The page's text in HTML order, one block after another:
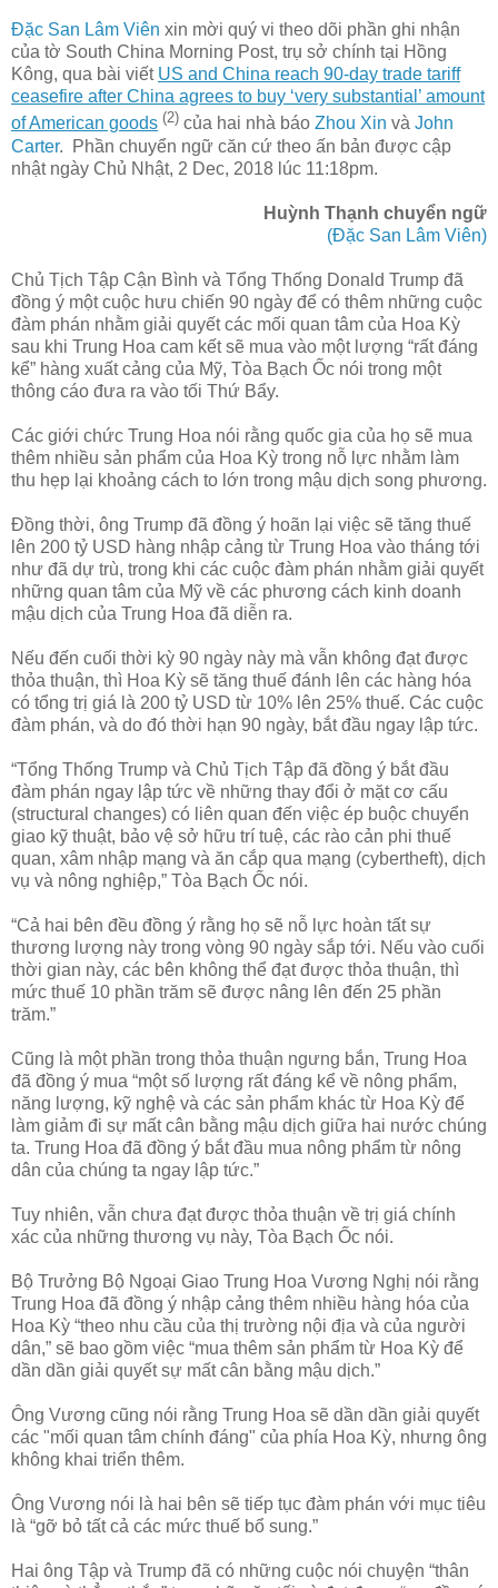
Đặc San Lâm Viên xin mời quý vi theo dõi phần ghi nhận
của tờ South China Morning Post, trụ sở chính tại Hồng
Kông, qua bài viết US and China reach 90-day trade tariff
ceasefire after China agrees to buy ‘very substantial’ amount
of American goods (2) của hai nhà báo Zhou Xin và John
Carter. Phần chuyển ngữ căn cứ theo ấn bản được cập
nhật ngày Chủ Nhật, 2 Dec, 2018 lúc 11:18pm.
Huỳnh Thạnh chuyển ngữ
(Đặc San Lâm Viên)
Chủ Tịch Tập Cận Bình và Tổng Thống Donald Trump đã
đồng ý một cuộc hưu chiến 90 ngày để có thêm những cuộc
đàm phán nhằm giải quyết các mối quan tâm của Hoa Kỳ
sau khi Trung Hoa cam kết sẽ mua vào một lượng “rất đáng
kể” hàng xuất cảng của Mỹ, Tòa Bạch Ốc nói trong một
thông cáo đưa ra vào tối Thứ Bẩy.
Các giới chức Trung Hoa nói rằng quốc gia của họ sẽ mua
thêm nhiều sản phẩm của Hoa Kỳ trong nỗ lực nhằm làm
thu hẹp lại khoảng cách to lớn trong mậu dịch song phương.
Đồng thời, ông Trump đã đồng ý hoãn lại việc sẽ tăng thuế
lên 200 tỷ USD hàng nhập cảng từ Trung Hoa vào tháng tới
như đã dự trù, trong khi các cuộc đàm phán nhằm giải quyết
những quan tâm của Mỹ về các phương cách kinh doanh
mậu dịch của Trung Hoa đã diễn ra.
Nếu đến cuối thời kỳ 90 ngày này mà vẫn không đạt được
thỏa thuận, thì Hoa Kỳ sẽ tăng thuế đánh lên các hàng hóa
có tổng trị giá là 200 tỷ USD từ 10% lên 25% thuế. Các cuộc
đàm phán, và do đó thời hạn 90 ngày, bắt đầu ngay lập tức.
“Tổng Thống Trump và Chủ Tịch Tập đã đồng ý bắt đầu
đàm phán ngay lập tức về những thay đổi ở mặt cơ cấu
(structural changes) có liên quan đến việc ép buộc chuyển
giao kỹ thuật, bảo vệ sở hữu trí tuệ, các rào cản phi thuế
quan, xâm nhập mạng và ăn cắp qua mạng (cybertheft), dịch
vụ và nông nghiệp,” Tòa Bạch Ốc nói.
“Cả hai bên đều đồng ý rằng họ sẽ nỗ lực hoàn tất sự
thương lượng này trong vòng 90 ngày sắp tới. Nếu vào cuối
thời gian này, các bên không thể đạt được thỏa thuận, thì
mức thuế 10 phần trăm sẽ được nâng lên đến 25 phần
trăm.”
Cũng là một phần trong thỏa thuận ngưng bắn, Trung Hoa
đã đồng ý mua “một số lượng rất đáng kể về nông phẩm,
năng lượng, kỹ nghệ và các sản phẩm khác từ Hoa Kỳ để
làm giảm đi sự mất cân bằng mậu dịch giữa hai nước chúng
ta. Trung Hoa đã đồng ý bắt đầu mua nông phẩm từ nông
dân của chúng ta ngay lập tức.”
Tuy nhiên, vẫn chưa đạt được thỏa thuận về trị giá chính
xác của những thương vụ này, Tòa Bạch Ốc nói.
Bộ Trưởng Bộ Ngoại Giao Trung Hoa Vương Nghị nói rằng
Trung Hoa đã đồng ý nhập cảng thêm nhiều hàng hóa của
Hoa Kỳ “theo nhu cầu của thị trường nội địa và của người
dân,” sẽ bao gồm việc “mua thêm sản phẩm từ Hoa Kỳ để
dần dần giải quyết sự mất cân bằng mậu dịch.”
Ông Vương cũng nói rằng Trung Hoa sẽ dần dần giải quyết
các "mối quan tâm chính đáng" của phía Hoa Kỳ, nhưng ông
không khai triển thêm.
Ông Vương nói là hai bên sẽ tiếp tục đàm phán với mục tiêu
là “gỡ bỏ tất cả các mức thuế bổ sung.”
Hai ông Tập và Trump đã có những cuộc nói chuyện “thân